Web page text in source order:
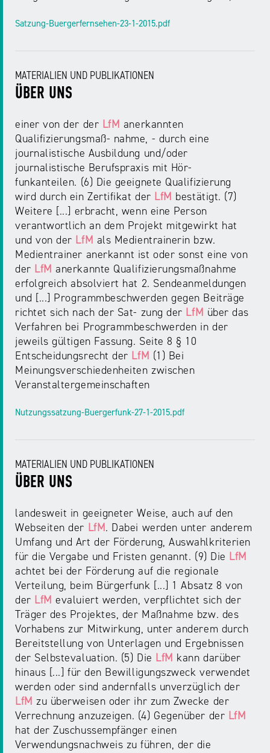
Satzung-Buergerfernsehen-23-1-2015.pdf
MATERIALIEN UND PUBLIKATIONEN
ÜBER UNS
einer von der der LfM anerkannten
Qualifizierungsmaß- nahme, - durch eine
journalistische Ausbildung und/oder
journalistische Berufspraxis mit Hör-
funkanteilen. (6) Die geeignete Qualifizierung
wird durch ein Zertifikat der LfM bestätigt. (7)
Weitere [...] erbracht, wenn eine Person
verantwortlich an dem Projekt mitgewirkt hat
und von der LfM als Medientrainerin bzw.
Medientrainer anerkannt ist oder sonst eine von
der LfM anerkannte Qualifizierungsmaßnahme
erfolgreich absolviert hat 2. Sendeanmeldungen
und [...] Programmbeschwerden gegen Beiträge
richtet sich nach der Sat- zung der LfM über das
Verfahren bei Programmbeschwerden in der
jeweils gültigen Fassung. Seite 8 § 10
Entscheidungsrecht der LfM (1) Bei
Meinungsverschiedenheiten zwischen
Veranstaltergemeinschaften
Nutzungssatzung-Buergerfunk-27-1-2015.pdf
MATERIALIEN UND PUBLIKATIONEN
ÜBER UNS
landesweit in geeigneter Weise, auch auf den
Webseiten der LfM. Dabei werden unter anderem
Umfang und Art der Förderung, Auswahlkriterien
für die Vergabe und Fristen genannt. (9) Die LfM
achtet bei der Förderung auf die regionale
Verteilung, beim Bürgerfunk [...] 1 Absatz 8 von
der LfM evaluiert werden, verpflichtet sich der
Träger des Projektes, der Maßnahme bzw. des
Vorhabens zur Mitwirkung, unter anderem durch
Bereitstellung von Unterlagen und Ergebnissen
der Selbstevaluation. (5) Die LfM kann darüber
hinaus [...] für den Bewilligungszweck verwendet
werden oder sind andernfalls unverzüglich der
LfM zu überweisen oder ihr zum Zwecke der
Verrechnung anzuzeigen. (4) Gegenüber der LfM
hat der Zuschussempfänger einen
Verwendungsnachweis zu führen, der die